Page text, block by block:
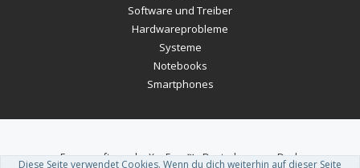
Software und Treiber
Hardwareprobleme
Systeme
Notebooks
Smartphones
Forum software by XenForo™-Deutsch von xenDach
Diese Seite verwendet Cookies. Wenn du dich weiterhin auf dieser Seite